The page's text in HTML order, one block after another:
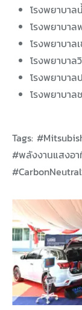
โรงพยาบา
โรงพยาบาล
โรงพยาบา
โรงพยาบาล
โรงพยาบาล
โรงพยาบาล
Tags:
#พลังงานแสงอ